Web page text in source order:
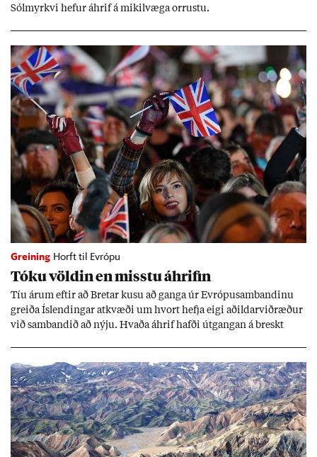
Sól­myrkvi hef­ur áhrif á mik­il­væga orr­ustu.
Greining Horft til Evrópu
Tóku völd­in en misstu áhrif­in
Tíu ár­um eft­ir að Bret­ar kusu að ganga úr Evr­ópu­sam­band­inu
greiða Ís­lend­ing­ar at­kvæði um hvort hefja eigi að­ild­ar­við­ræð­ur
við sam­band­ið að nýju. Hvaða áhrif hafði út­gang­an á breskt